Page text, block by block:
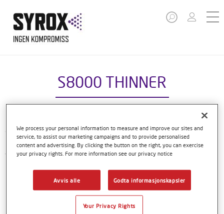
S8000 THINNER
S8000 tynner er del av vårt kompakte Syrox lakksystem.
Den kan blandes inn i alle Syrox produkter der det er behov
for tilsetning av tynner, med unntak av S5200.
Produktfunksjoner
We process your personal information to measure and improve our sites and
service, to assist our marketing campaigns and to provide personalised
content and advertising. By clicking the button on the right, you can exercise
your privacy rights. For more information see our privacy notice
Avvis alle Godta informasjonskapsler
Your Privacy Rights